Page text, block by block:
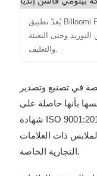
يُعدّ تطبيق Billoomi Fashion مفيدًا للعلامات التجارية التي تحتاج
وحتى التعبئة
والتغليف.
في تصنيع وتصدير
بأنها حاصلة على
شهادة ISO 9001:2015 وخاضعة لتدقيق SEDEX، ولديها أكثر
الملابس ذات العلامات
التجارية الخاصة.